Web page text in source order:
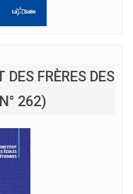
FRÈRES DES
262)